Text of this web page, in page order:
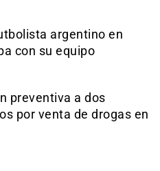
argentino en
con su equipo
preventiva a dos
por venta de drogas en